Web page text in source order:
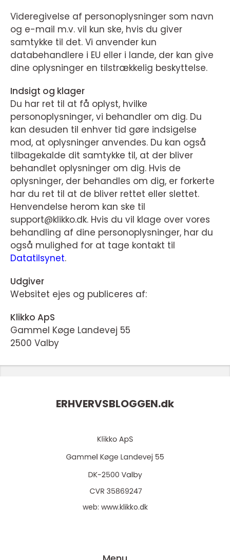
Videregivelse af personoplysninger som navn
og e-mail m.v. vil kun ske, hvis du giver
samtykke til det. Vi anvender kun
databehandlere i EU eller i lande, der kan give
dine oplysninger en tilstrækkelig beskyttelse.
Indsigt og klager
Du har ret til at få oplyst, hvilke
personoplysninger, vi behandler om dig. Du
kan desuden til enhver tid gøre indsigelse
mod, at oplysninger anvendes. Du kan også
tilbagekalde dit samtykke til, at der bliver
behandlet oplysninger om dig. Hvis de
oplysninger, der behandles om dig, er forkerte
har du ret til at de bliver rettet eller slettet.
Henvendelse herom kan ske til
support@klikko.dk. Hvis du vil klage over vores
behandling af dine personoplysninger, har du
også mulighed for at tage kontakt til
Datatilsynet.
Udgiver
Websitet ejes og publiceres af:
Klikko ApS
Gammel Køge Landevej 55
2500 Valby
ERHVERVSBLOGGEN.dk
web: www.klikko.dk